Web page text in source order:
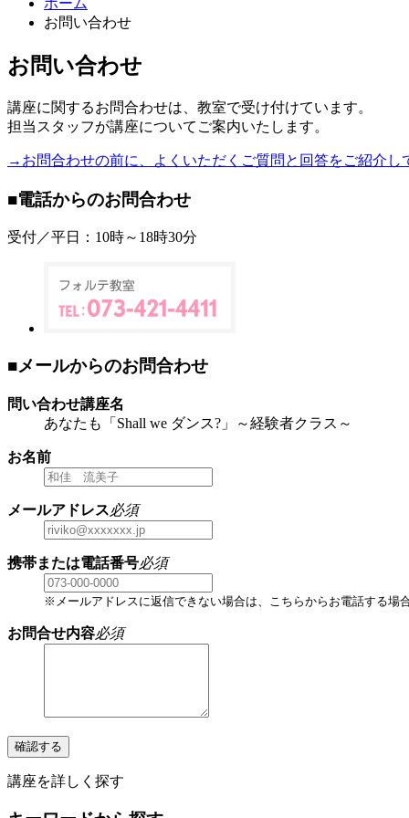
ホーム
お問い合わせ
お問い合わせ
講座に関するお問合わせは、教室で受け付けています。
担当スタッフが講座についてご案内いたします。
→お問合わせの前に、よくいただくご質問と回答をご紹介し
■電話からのお問合わせ
受付／平日：10時～18時30分
■メールからのお問合わせ
問い合わせ講座名
あなたも「Shall we ダンス?」～経験者クラス～
お名前
メールアドレス必須
携帯または電話番号必須
※メールアドレスに返信できない場合は、こちらからお電話する場
お問合せ内容必須
確認する
講座を詳しく探す